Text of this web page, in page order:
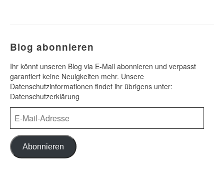
Blog abonnieren
Ihr könnt unseren Blog via E-Mail abonnieren und verpasst
garantiert keine Neuigkeiten mehr. Unsere
Datenschutzinformationen findet ihr übrigens unter:
Datenschutzerklärung
Mail-
Adresse
Abonnieren